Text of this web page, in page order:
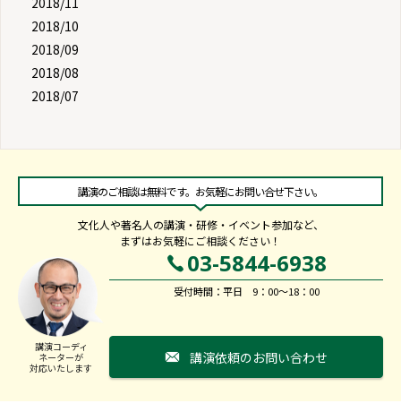
2018/10
2018/09
2018/08
2018/07
講演のご相談は無料です。お気軽にお問い合せ下さい。
文化人や著名人の講演・研修・イベント参加など、
まずはお気軽にご相談ください！
講演コーディ
ネーターが
対応いたします
03-5844-6938
受付時間：平日 9：00～18：00
講演依頼のお問い合わせ